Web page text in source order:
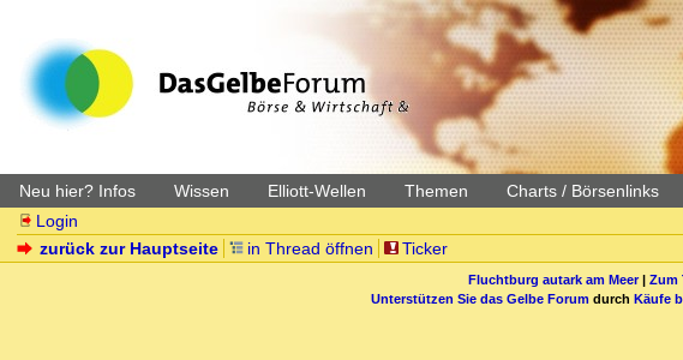
Neu hier? Infos Wissen Elliott-Wellen Themen Charts / Börsenlinks
Login
zurück zur Hauptseite
in Thread öffnen Ticker
Fluchtburg autark am Meer| Zum
Unterstützen Sie das Gelbe Forum durch Käufe